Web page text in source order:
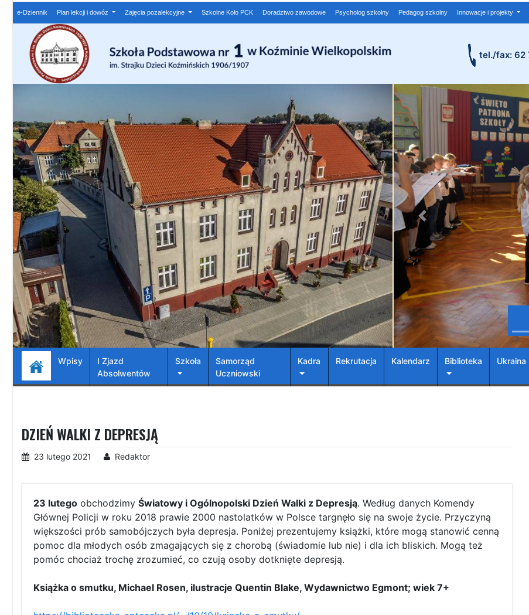
e-Dziennik Plan lekcji i dowóz Zajęcia pozalekcyjne Szkolne Koło PCK Doradztwo zawodowe Psycholog szkolny Pedagog szkolny Innowacje i projekty
tel./fax: 62
Wpisy
I Zjazd
Absolwentów
Szkoła
Samorząd
Uczniowski
Kadra Rekrutacja Kalendarz Biblioteka Ukraina
DZIEŃ WALKI Z DEPRESJĄ
23 lutego 2021 Redaktor
23 lutego obchodzimy Światowy i Ogólnopolski Dzień Walki z Depresją. Według danych Komendy
Głównej Policji w roku 2018 prawie 2000 nastolatków w Polsce targnęło się na swoje życie. Przyczyną
większości prób samobójczych była depresja. Poniżej prezentujemy książki, które mogą stanowić cenną
pomoc dla młodych osób zmagających się z chorobą (świadomie lub nie) i dla ich bliskich. Mogą też
pomóc chociaż trochę zrozumieć, co czują osoby dotknięte depresją.
Książka o smutku, Michael Rosen, ilustracje Quentin Blake, Wydawnictwo Egmont; wiek 7+